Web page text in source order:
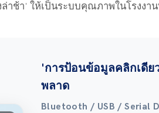
าช้า' ให้เป็นระบบคุณภาพในโรงงา
'การป้อนข้อมูลคลิกเดีย
พลาด
Bluetooth / USB / Serial